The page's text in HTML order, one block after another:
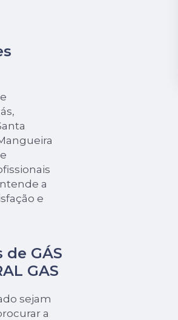
a
e
GÁS
GAS
sejam
a